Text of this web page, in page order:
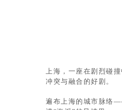
上海，一座在剧烈碰
冲突与融合的好剧。
遍布上海的城市脉络